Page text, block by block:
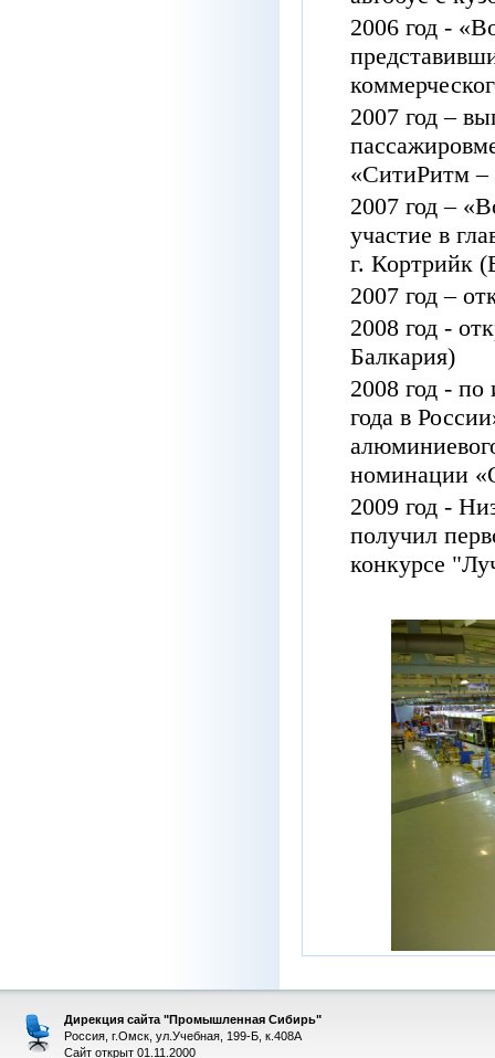
2006 год -
2007 год –
«СитиРитм –
2007 год –
участие в
г. Кортрийк (
2007 год –
2008 год -
Балкария)
2008 год - по
года в
номинации
2009 год -
получил
конкурсе "
Дирекция сайта "Промышленная Сибирь"
Россия, г.Омск, ул.Учебная, 199-Б, к.408А
Сайт открыт 01.11.2000